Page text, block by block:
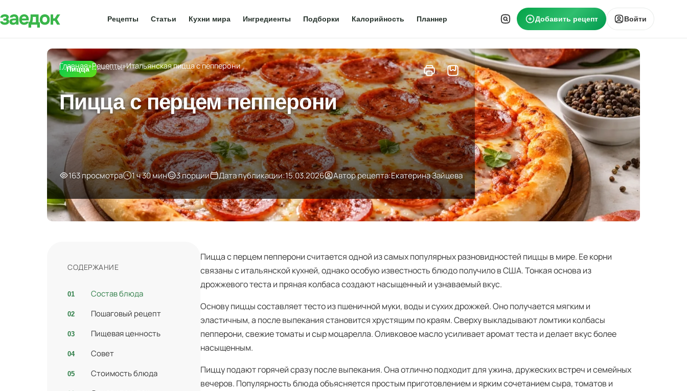
Рецепты Статьи Кухни мира Ингредиенты Подборки Калорийность Планнер Добавить рецепт Войти
Главная»Рецепты»Итальянская пицца с пепперони
Пицца
Пицца с перцем пепперони
163 просмотра 1 ч 30 мин 3 порции Дата публикации:15.03.2026 Автор рецепта:Екатерина Зайцева
СОДЕРЖАНИЕ
Состав блюда
Пошаговый рецепт
Пищевая ценность
Совет
Стоимость блюда
Пицца с перцем пепперони считается одной из самых популярных разновидностей пиццы в мире. Ее корни
связаны с итальянской кухней, однако особую известность блюдо получило в США. Тонкая основа из
дрожжевого теста и пряная колбаса создают насыщенный и узнаваемый вкус.
Основу пиццы составляет тесто из пшеничной муки, воды и сухих дрожжей. Оно получается мягким и
эластичным, а после выпекания становится хрустящим по краям. Сверху выкладывают ломтики колбасы
пепперони, свежие томаты и сыр моцарелла. Оливковое масло усиливает аромат теста и делает вкус более
насыщенным.
Пиццу подают горячей сразу после выпекания. Она отлично подходит для ужина, дружеских встреч и семейных
вечеров. Популярность блюда объясняется простым приготовлением и ярким сочетанием сыра, томатов и